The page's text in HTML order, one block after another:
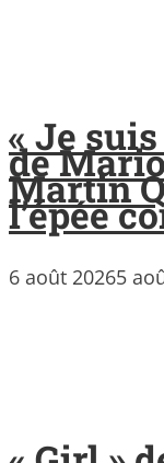
« Je
de
Martin
l’épée
6 août 20265